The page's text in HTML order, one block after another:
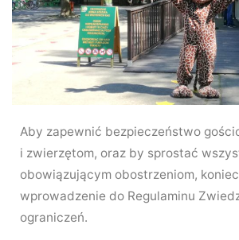
Aby zapewnić bezpieczeństwo
i zwierzętom, oraz by sprostać
obowiązującym obostrzeniom,
wprowadzenie do Regulaminu
ograniczeń.